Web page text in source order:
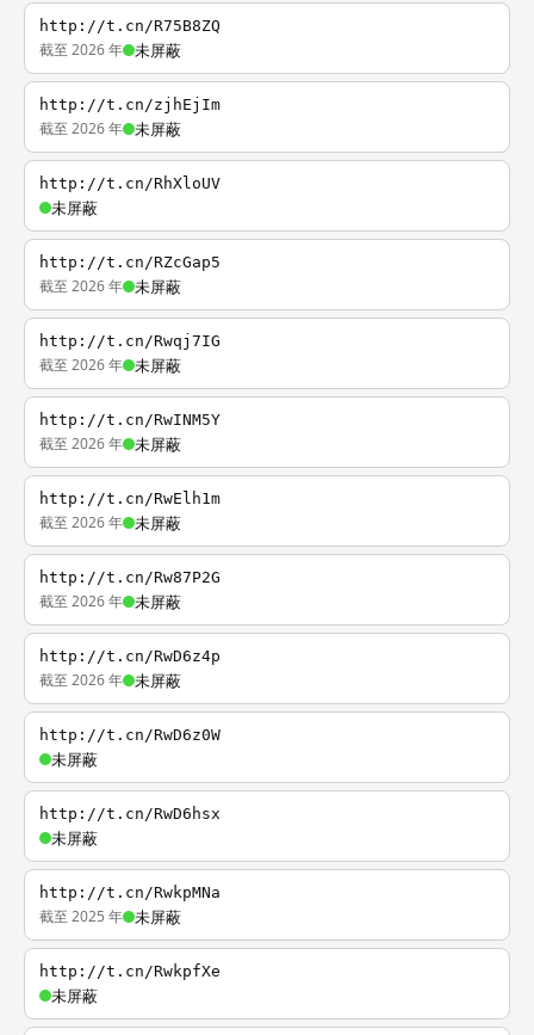
http://t.cn/R75B8ZQ
截至 2026 年 未屏蔽
http://t.cn/zjhEjIm
截至 2026 年 未屏蔽
http://t.cn/RhXloUV
未屏蔽
http://t.cn/RZcGap5
截至 2026 年 未屏蔽
http://t.cn/Rwqj7IG
截至 2026 年 未屏蔽
http://t.cn/RwINM5Y
截至 2026 年 未屏蔽
http://t.cn/RwElh1m
截至 2026 年 未屏蔽
http://t.cn/Rw87P2G
截至 2026 年 未屏蔽
http://t.cn/RwD6z4p
截至 2026 年 未屏蔽
http://t.cn/RwD6z0W
未屏蔽
http://t.cn/RwD6hsx
未屏蔽
http://t.cn/RwkpMNa
截至 2025 年 未屏蔽
http://t.cn/RwkpfXe
未屏蔽